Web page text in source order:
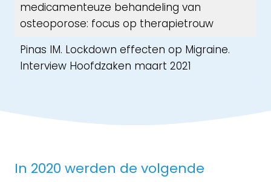
medicamenteuze behandeling van
osteoporose: focus op therapietrouw
Pinas IM. Lockdown effecten op Migraine.
Interview Hoofdzaken maart 2021
In 2020 werden de volgende